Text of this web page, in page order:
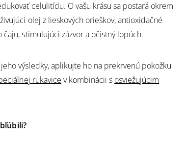
celulitídu. O vašu krásu sa postará okrem
olej z lieskových orieškov, antioxidačné
čaju, stimulujúci zázvor a očistný lopúch.
výsledky, aplikujte ho na prekrvenú pokožku
rukavice v kombinácii s osviežujúcim